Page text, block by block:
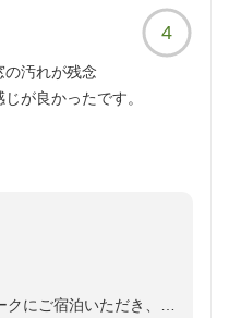
4
の汚れが残念
が良かったです。
した。
にご宿泊いただき、ま